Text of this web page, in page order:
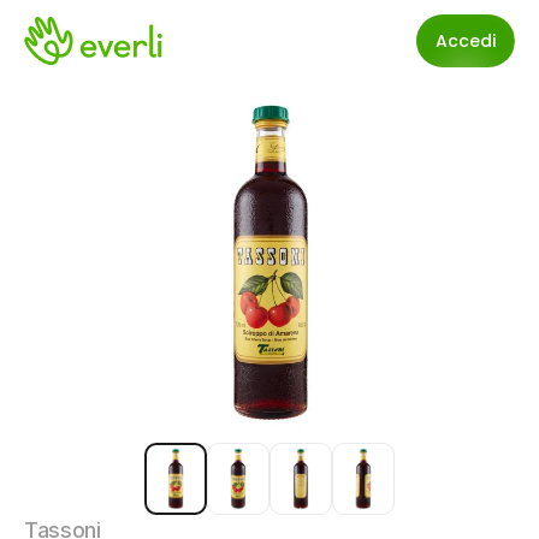
Accedi
Tassoni